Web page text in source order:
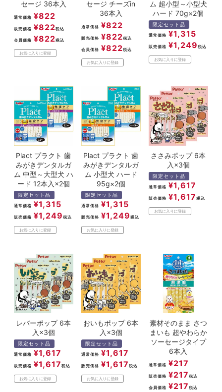
セージ 36本入
通常価格 ¥822
販売価格 ¥822税込
会員価格 ¥822税込
お気に入りに登録
セージ チーズin
36本入
通常価格 ¥822
販売価格 ¥822税込
会員価格 ¥822税込
お気に入りに登録
ム 超小型～小型犬
ハード 70g×2個
限定セット品
通常価格 ¥1,315
販売価格 ¥1,249 税込
お気に入りに登録
Plact プラクト 歯
みがきデンタルガ
ム 中型～大型犬 ハ
ード 12本入×2個
限定セット品
通常価格 ¥1,315
販売価格 ¥1,249 税込
お気に入りに登録
Plact プラクト 歯
みがきデンタルガ
ム 小型犬 ハード
95g×2個
限定セット品
通常価格 ¥1,315
販売価格 ¥1,249 税込
お気に入りに登録
ささみポップ 6本
入×3個
限定セット品
通常価格 ¥1,617
販売価格 ¥1,617 税込
お気に入りに登録
レバーポップ 6本
入×3個
限定セット品
通常価格 ¥1,617
販売価格 ¥1,617 税込
お気に入りに登録
おいもポップ 6本
入×3個
限定セット品
通常価格 ¥1,617
販売価格 ¥1,617 税込
お気に入りに登録
素材そのまま さつ
まいも 超やわらか
ソーセージタイプ
6本入
通常価格 ¥217
販売価格 ¥217 税込
会員価格 ¥217 税込